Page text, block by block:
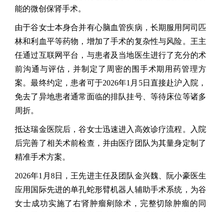
能的微创保肾手术。
由于谷女士本身合并有心脑血管疾病，长期服用阿司匹
林和利血平等药物，增加了手术的复杂性与风险。王主
任通过互联网平台，与患者及当地医生进行了充分的术
前沟通与评估，并制定了周密的围手术期用药管理方
案。最终约定，患者可于2026年1月5日直接赴沪入院，
免去了异地患者通常面临的排队挂号、等待床位等诸多
周折。
抵达瑞金医院后，谷女士迅速进入高效诊疗流程。入院
后完善了相关术前检查，并由医疗团队为其量身定制了
精准手术方案。
2026年1月8日，王先进主任及团队金兴魏、阮小豪医生
应用国际先进的单孔蛇形臂机器人辅助手术系统，为谷
女士成功实施了右肾肿瘤剜除术，完整切除肿瘤的同